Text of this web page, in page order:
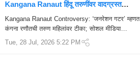
Kangana Ranaut हिंदू तरुणींवर वादग्रस्त
वक्तव्य; सोशल मीडिया पोस्टने नवा वाद पेटण्याची
शक्यता
Kangana Ranaut Controversy: ‘जनरेशन गटर’ म्हणत
कंगना रणौतची तरुण महिलांवर टीका; सोशल मीडिया
पोस्टमुळे नवा वाद Kangana Ranaut Controve...
Tue, 28 Jul, 2026 5:22 PM